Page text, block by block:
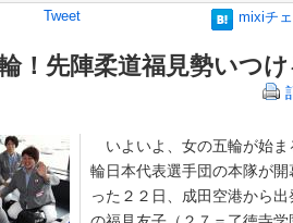
Tweet
mixiチ
！先陣柔道福見勢いつけ
いよいよ、女の五輪が始ま
輪日本代表選手団の本隊が開
った２２日、成田空港から